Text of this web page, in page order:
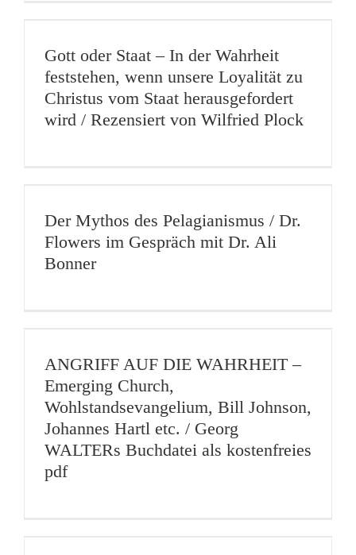
Gott oder Staat – In der Wahrheit
feststehen, wenn unsere Loyalität zu
Christus vom Staat herausgefordert
wird / Rezensiert von Wilfried Plock
Der Mythos des Pelagianismus / Dr.
Flowers im Gespräch mit Dr. Ali
Bonner
ANGRIFF AUF DIE WAHRHEIT –
Emerging Church,
Wohlstandsevangelium, Bill Johnson,
Johannes Hartl etc. / Georg
WALTERs Buchdatei als kostenfreies
pdf